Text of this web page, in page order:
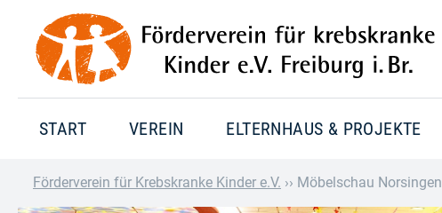
START VEREIN ELTERNHAUS & PROJEKTE
Förderverein für Krebskranke Kinder e.V. ›› Möbelschau Norsingen